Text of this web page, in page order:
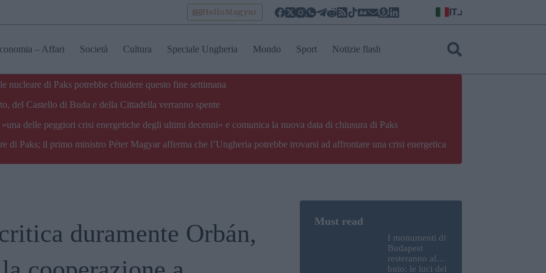
HelloMagyar IT
– Affari Società Cultura Speciale Ungheria Mondo Sport Notizie flash
nucleare di Paks potrebbe chiudere questo fine settimana
del Castello di Buda e della Cittadella verranno spente
delle peggiori crisi energetiche degli ultimi decenni» e comunica la nuova data di chiusura di Paks
di Paks; il primo ministro Péter Magyar afferma che l’Ungheria potrebbe trovarsi ad affrontare una crisi energetica
duramente Orbán,
I monumenti di
Budapest
resteranno al
buio: le luci del